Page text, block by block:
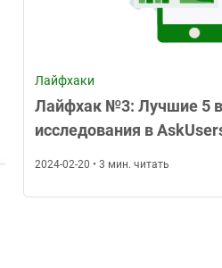
Лайфхаки
Лайфхак №3: Лучшие 5
исследования в
2024-02-20 • 3 мин. читать